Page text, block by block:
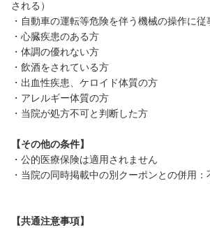
される）
・自動車の運転等危険を伴う機械の操作に
・心臓疾患のある方
・体調の優れない方
・飲酒をされている方
・出血性疾患、ケロイド体質の方
・アレルギー体質の方
・当院が処方不可と判断した方
【その他の条件】
・公的医療保険は適用されません
・当院の同時掲載中の別クーポンとの併用：
【共通注意事項】